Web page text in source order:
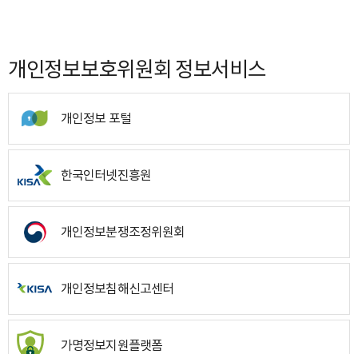
개인정보보호위원회 정보서비스
개인정보 포털
한국인터넷진흥원
개인정보분쟁조정위원회
개인정보침해신고센터
가명정보지원플랫폼